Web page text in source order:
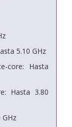
5.10 GHz
core: Hasta
Hasta 3.80